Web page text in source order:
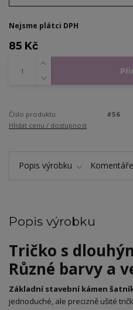
Nejsme plátci DPH
85 Kč
Číslo produktu
#56
Hlídat cenu / dostupnost
Popis výrobku Komentáře
Popis výrobku
Tričko s
Různé barvy a
Základní stavební kámen
jednoduché, ale precizně ušité